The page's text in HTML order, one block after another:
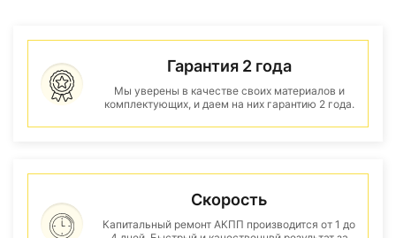
Гарантия 2 года
Мы уверены в качестве своих материалов и
комплектующих, и даем на них гарантию 2 года.
Скорость
Капитальный ремонт АКПП производится от 1 до